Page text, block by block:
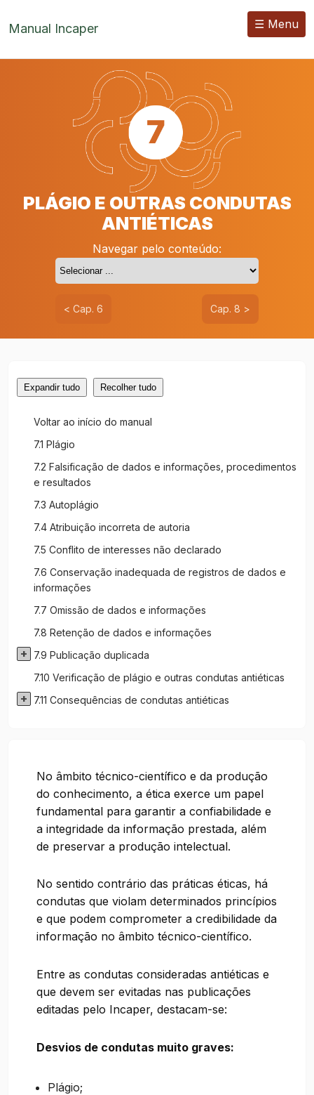
Manual Incaper ☰ Menu
PLÁGIO E OUTRAS CONDUTAS
ANTIÉTICAS
Navegar pelo conteúdo:
< Cap. 6 Cap. 8 >
Expandir tudo Recolher tudo
Voltar ao início do manual
7.1 Plágio
7.2 Falsificação de dados e informações, procedimentos
e resultados
7.3 Autoplágio
7.4 Atribuição incorreta de autoria
7.5 Conflito de interesses não declarado
7.6 Conservação inadequada de registros de dados e
informações
7.7 Omissão de dados e informações
7.8 Retenção de dados e informações
7.9 Publicação duplicada
7.10 Verificação de plágio e outras condutas antiéticas
7.11 Consequências de condutas antiéticas
No âmbito técnico-científico e da produção
do conhecimento, a ética exerce um papel
fundamental para garantir a confiabilidade e
a integridade da informação prestada, além
de preservar a produção intelectual.
No sentido contrário das práticas éticas, há
condutas que violam determinados princípios
e que podem comprometer a credibilidade da
informação no âmbito técnico-científico.
Entre as condutas consideradas antiéticas e
que devem ser evitadas nas publicações
editadas pelo Incaper, destacam-se:
Desvios de condutas muito graves:
Plágio;